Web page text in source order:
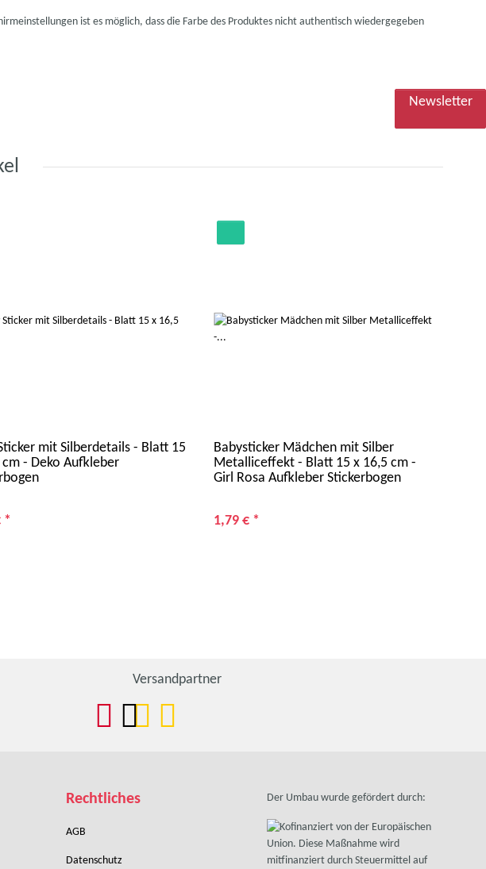
ist es möglich, dass die Farbe des Produktes nicht authentisch wiedergegeben
mit Silberdetails - Blatt 15
cm - Deko Aufkleber
*
Babysticker Mädchen mit Silber
Metalliceffekt - Blatt 15 x 16,5 cm -
Girl Rosa Aufkleber Stickerbogen
1,79 € *
Versandpartner
Rechtliches
AGB
Datenschutz
Der Umbau wurde gefördert durch:
Newsletter